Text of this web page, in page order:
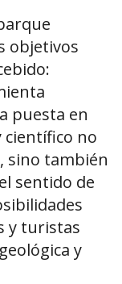
objetivos
puesta en
no
sino también
sentido de
y turistas
y